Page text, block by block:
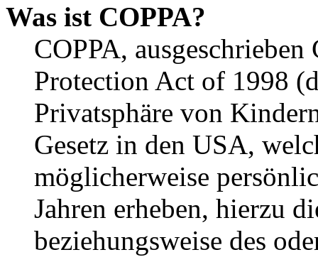
Was ist COPPA?
COPPA,
Protection Act of 1998
Privatsphäre von
Gesetz in den USA,
möglicherweise
Jahren erheben, hierzu
beziehungsweise des